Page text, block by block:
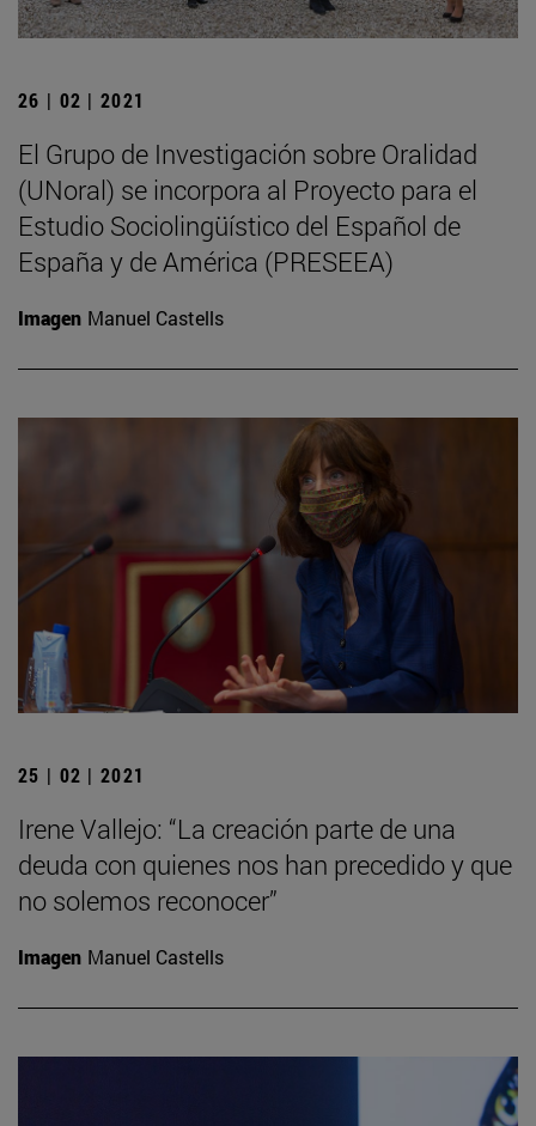
26 | 02 | 2021
El Grupo de Investigación sobre Oralidad
(UNoral) se incorpora al Proyecto para el
Estudio Sociolingüístico del Español de
España y de América (PRESEEA)
Imagen Manuel Castells
25 | 02 | 2021
Irene Vallejo: “La creación parte de una
deuda con quienes nos han precedido y que
no solemos reconocer”
Imagen Manuel Castells